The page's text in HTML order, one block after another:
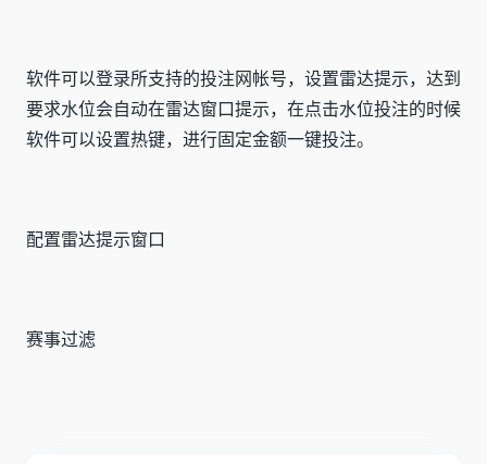
软件可以登录所支持的投注网帐号，设置雷达提示，达到
要求水位会自动在雷达窗口提示，在点击水位投注的时候
软件可以设置热键，进行固定金额一键投注。
配置雷达提示窗口
赛事过滤